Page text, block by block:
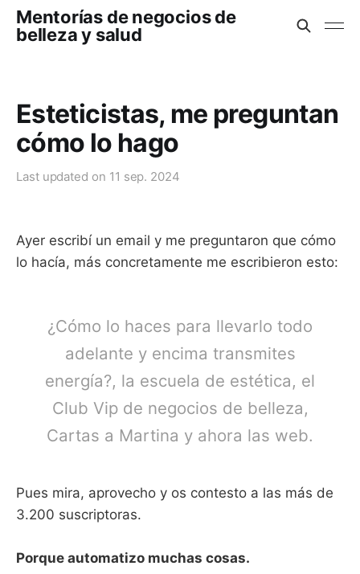
Mentorías de negocios de
belleza y salud
Esteticistas, me preguntan
cómo lo hago
Last updated on 11 sep. 2024
Ayer escribí un email y me preguntaron que cómo
lo hacía, más concretamente me escribieron esto:
¿Cómo lo haces para llevarlo todo
adelante y encima transmites
energía?, la escuela de estética, el
Club Vip de negocios de belleza,
Cartas a Martina y ahora las web.
Pues mira, aprovecho y os contesto a las más de
3.200 suscriptoras.
Porque automatizo muchas cosas.